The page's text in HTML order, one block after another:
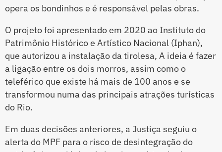
opera os bondinhos e é responsável pelas obras.
O projeto foi apresentado em 2020 ao Instituto do
Patrimônio Histórico e Artístico Nacional (Iphan),
que autorizou a instalação da tirolesa, A ideia é fazer
a ligação entre os dois morros, assim como o
teleférico que existe há mais de 100 anos e se
transformou numa das principais atrações turísticas
do Rio.
Em duas decisões anteriores, a Justiça seguiu o
alerta do MPF para o risco de desintegração do